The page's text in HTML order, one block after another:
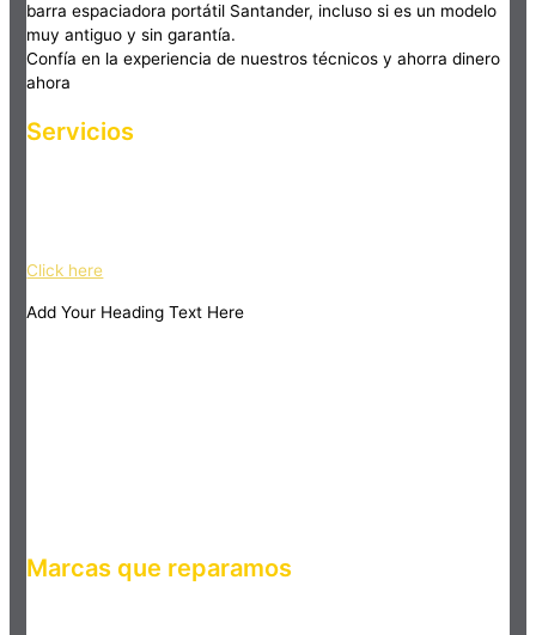
barra espaciadora portátil Santander, incluso si es un modelo
muy antiguo y sin garantía.
Confía en la experiencia de nuestros técnicos y ahorra dinero
ahora
Servicios
Click here
Add Your Heading Text Here
Marcas que reparamos